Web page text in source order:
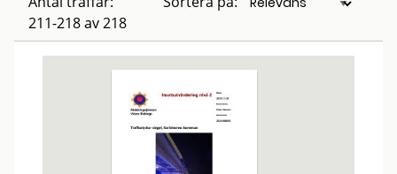
211-218 av 218